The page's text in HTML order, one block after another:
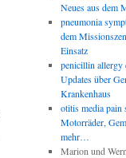
Neues aus dem
pneumonia
dem
Einsatz
penicillin allergy
Updates über
Krankenhaus
otitis media pain
Motorräder,
mehr…
Marion und